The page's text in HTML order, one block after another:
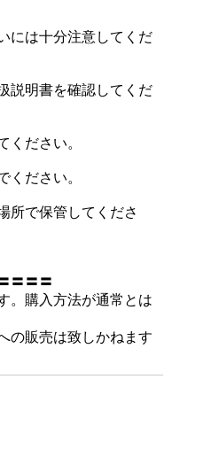
には十分注意してくだ
説明書を確認してくだ
ください。
ください。
所で保管してくださ
〓〓〓
。購入方法が通常とは
の販売は致しかねます